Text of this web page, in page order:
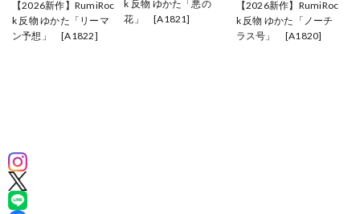
【2026新作】RumiRoc
k 反物 ゆかた「リーマ
ン予想」 [A1822]
k 反物 ゆかた「悪の
花」 [A1821]
【2026新作】RumiRoc
k 反物 ゆかた「ノーチ
ラス号」 [A1820]